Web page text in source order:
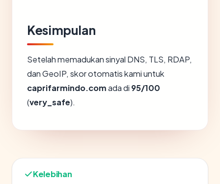
Kesimpulan
Setelah memadukan sinyal DNS, TLS, RDAP,
dan GeoIP, skor otomatis kami untuk
caprifarmindo.comada di 95/100
(very_safe).
Kelebihan